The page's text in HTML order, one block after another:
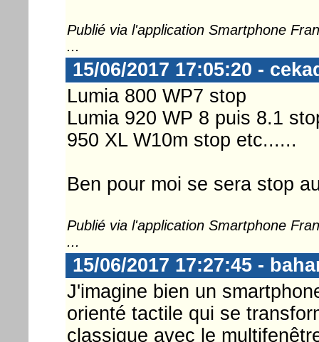
Publié via l'application Smartphone
...
15/06/2017 17:05:20 -
Lumia 800 WP7 stop
Lumia 920 WP 8 puis 8.1
950 XL W10m stop etc......
Ben pour moi se sera stop
Publié via l'application Smartphone
...
15/06/2017 17:27:45 -
J'imagine bien un
orienté tactile qui se
classique avec le